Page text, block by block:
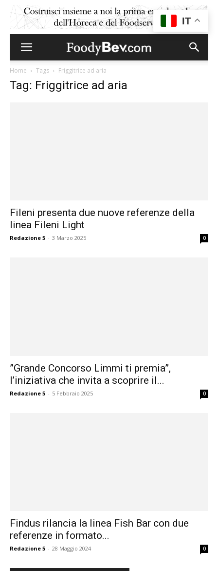
Home Tags Friggitrice ad aria
Tag: Friggitrice ad aria
Fileni presenta due nuove referenze della
linea Fileni Light
Redazione 5 - 3 Marzo 2025 0
”Grande Concorso Limmi ti premia”,
l’iniziativa che invita a scoprire il...
Redazione 5 - 5 Febbraio 2025 0
Findus rilancia la linea Fish Bar con due
referenze in formato...
Redazione 5 - 28 Maggio 2024 0
IT